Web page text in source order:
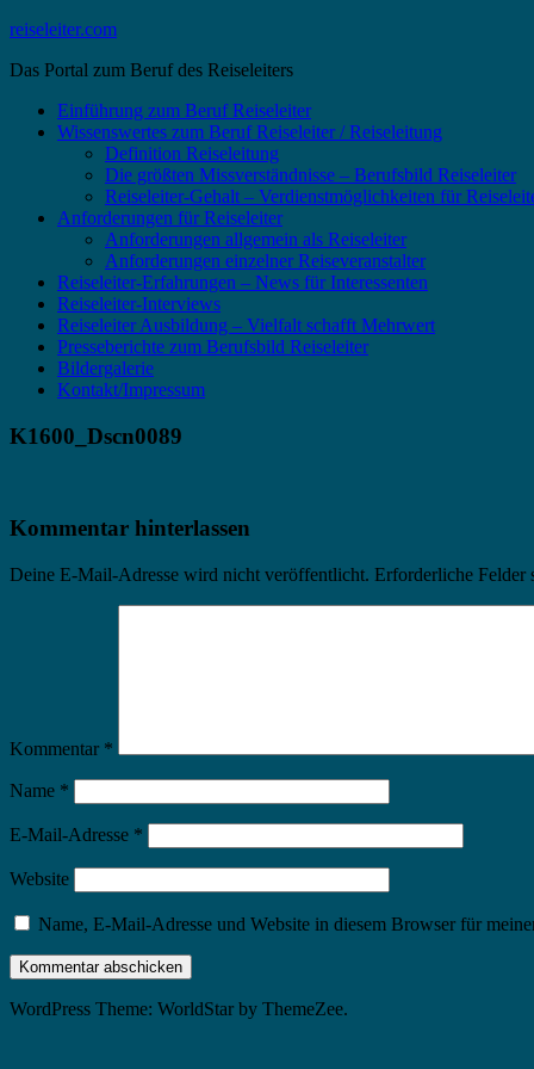
Zum
springen
reiseleiter.com
Das Portal zum Beruf des Reiseleiters
Einführung zum Beruf Reiseleiter
Wissenswertes zum Beruf Reiseleiter / Reiseleitung
Definition Reiseleitung
Die größten Missverständnisse – Berufsbild Reiseleiter
Reiseleiter-Gehalt – Verdienstmöglichkeiten für
Anforderungen für Reiseleiter
Anforderungen allgemein als Reiseleiter
Anforderungen einzelner Reiseveranstalter
Reiseleiter-Erfahrungen – News für Interessenten
Reiseleiter-Interviews
Reiseleiter Ausbildung – Vielfalt schafft Mehrwert
Presseberichte zum Berufsbild Reiseleiter
Bildergalerie
Kontakt/Impressum
K1600_Dscn0089
Kommentar hinterlassen
Deine E-Mail-Adresse wird nicht veröffentlicht. Erforderliche Felder
Kommentar *
Name *
E-Mail-Adresse *
Website
Name, E-Mail-Adresse und Website in diesem Browser für
WordPress Theme: WorldStar by ThemeZee.